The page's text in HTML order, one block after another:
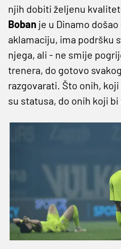
njih dobiti željenu
Boban je u Dinamo
aklamaciju, ima podršku
njega, ali - ne smije
trenera, do gotovo
razgovarati. Što onih,
su statusa, do onih koji